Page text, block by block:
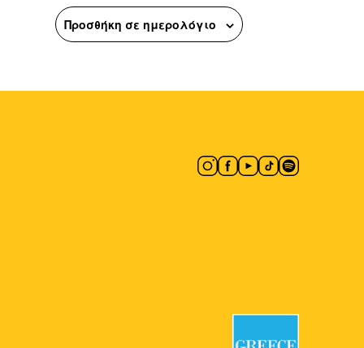
Ξενάγηση στον Σύλλογο
των Αθηναίων και Oμιλία
με Θέμα: Αθηναϊκή
Κέκροπος 10, Αθήνα
Προσθήκη σε ημερολόγιο